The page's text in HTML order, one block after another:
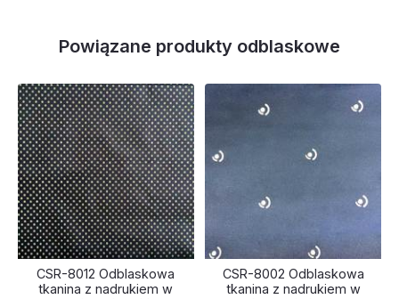
Powiązane produkty odblaskowe
CSR-8012 Odblaskowa
tkanina z nadrukiem w
CSR-8002 Odblaskowa
tkanina z nadrukiem w